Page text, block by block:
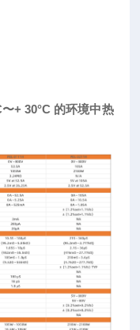
+ 30°C 的环境中热